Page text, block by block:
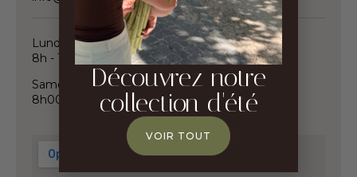
Lundi - Vendredi :
8h - 18h30
Samedi :
8h00 - 12h00
Découvrez notre
collection d'été
VOIR TOUT